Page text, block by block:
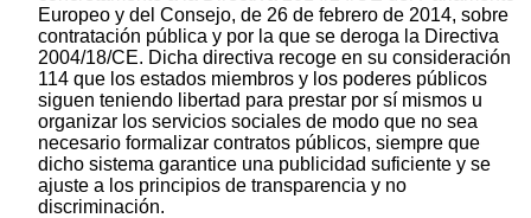
Europeo y del Consejo, de 26 de febrero de 2014, sobre
contratación pública y por la que se deroga la Directiva
2004/18/CE. Dicha directiva recoge en su consideración
114 que los estados miembros y los poderes públicos
siguen teniendo libertad para prestar por sí mismos u
organizar los servicios sociales de modo que no sea
necesario formalizar contratos públicos, siempre que
dicho sistema garantice una publicidad suficiente y se
ajuste a los principios de transparencia y no
discriminación.